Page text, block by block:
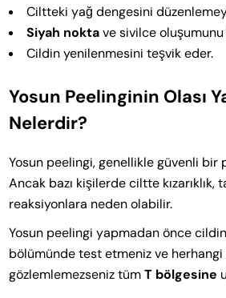
Ciltteki yağ dengesini
Siyah noktave sivilce oluşumunu
Cildin yenilenmesini teşvik eder.
Yosun Peelinginin Olası
Nelerdir?
Yosun peelingi, genellikle güvenli bir
Ancak bazı kişilerde ciltte kızarıklık,
reaksiyonlara neden olabilir.
Yosun peelingi yapmadan önce
bölümünde test etmeniz ve
gözlemlemezseniz tümT bölgesine